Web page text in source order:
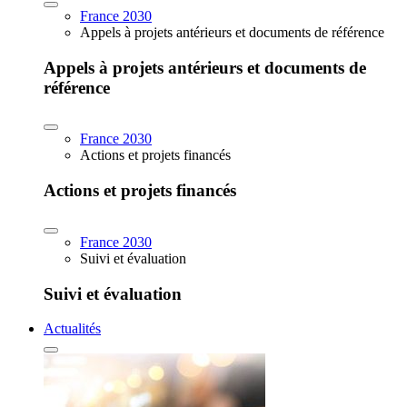
France 2030
Appels à projets antérieurs et documents de référence
Appels à projets antérieurs et documents de
référence
France 2030
Actions et projets financés
Actions et projets financés
France 2030
Suivi et évaluation
Suivi et évaluation
Actualités